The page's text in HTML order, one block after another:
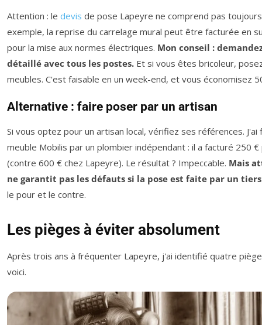
Attention : le devis de pose Lapeyre ne comprend pas
exemple, la reprise du carrelage mural peut être facturée en
pour la mise aux normes électriques. Mon conseil :
détaillé avec tous les postes. Et si vous êtes bricoleur,
meubles. C'est faisable en un week-end, et vous économisez
Alternative : faire poser par un artisan
Si vous optez pour un artisan local, vérifiez ses références. J'ai
meuble Mobilis par un plombier indépendant : il a facturé 250
(contre 600 € chez Lapeyre). Le résultat ? Impeccable. Mais
ne garantit pas les défauts si la pose est faite par un
le pour et le contre.
Les pièges à éviter absolument
Après trois ans à fréquenter Lapeyre, j'ai identifié quatre
voici.